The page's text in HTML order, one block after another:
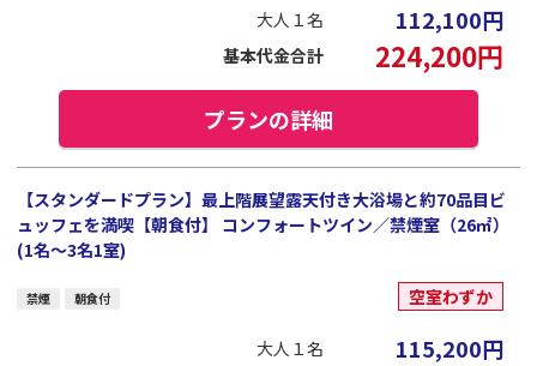
大人１名 112,100円
基本代金合計 224,200円
プランの詳細
【スタンダードプラン】最上階展望露天付き大浴場と約70品目ビ
ュッフェを満喫【朝食付】 コンフォートツイン／禁煙室（26㎡）
(1名～3名1室)
禁煙 朝食付 空室わずか
大人１名 115,200円